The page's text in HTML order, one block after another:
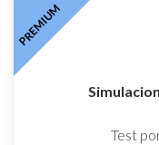
PREMIUM
Test